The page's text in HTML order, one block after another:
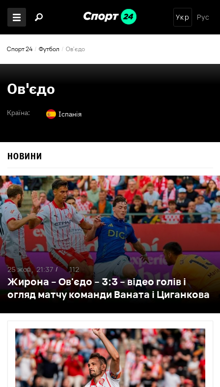
Укр Рус
Спорт 24 Футбол Ов'єдо
Ов'єдо
Країна: Іспанія
НОВИНИ
Жирона – Ов'єдо – 3:3 – відео голів і
огляд матчу команди Ваната і Циганкова
25 жов , 21:37 / 112